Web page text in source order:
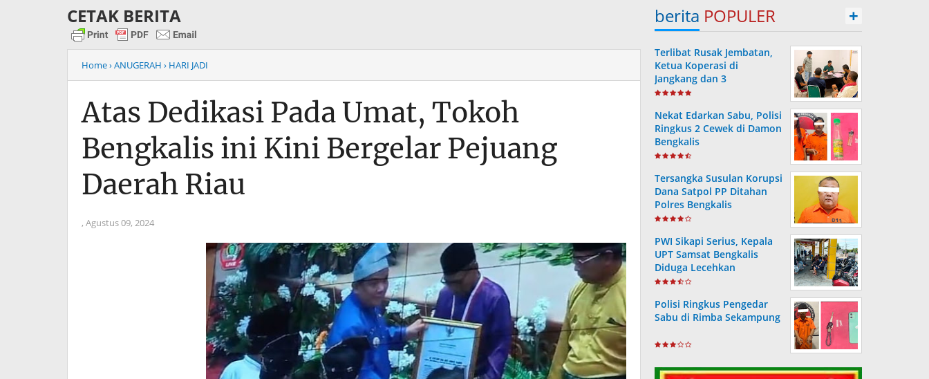
CETAK BERITA
Home› ANUGERAH › HARI JADI
Atas Dedikasi Pada Umat, Tokoh
Bengkalis ini Kini Bergelar Pejuang
Daerah Riau
, Agustus 09, 2024
berita POPULER +
Terlibat Rusak Jembatan,
Ketua Koperasi di
Jangkang dan 3
Pengurusnya Resmi Masuk
Nekat Edarkan Sabu, Polisi
Ringkus 2 Cewek di Damon
Bengkalis
Tersangka Susulan Korupsi
Dana Satpol PP Ditahan
Polres Bengkalis
PWI Sikapi Serius, Kepala
UPT Samsat Bengkalis
Diduga Lecehkan
Wartawan
Polisi Ringkus Pengedar
Sabu di Rimba Sekampung